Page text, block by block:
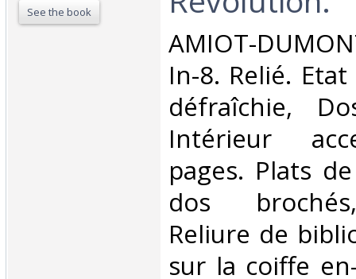
See the book
‎AMIOT-
In-8. Relié.
défraîchie,
Intérieur
pages. Plats
dos
Reliure de
sur la coiffe